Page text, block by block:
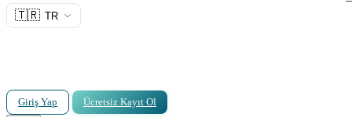
🇹🇷 TR
Giriş Yap Ücretsiz Kayıt Ol